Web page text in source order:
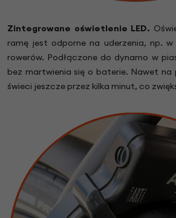
Zintegrowane oświetlenie LED.
ramę jest odporne na uderzenia, np. w
rowerów. Podłączone do dynamo w
bez martwienia się o baterie. Nawet na
świeci jeszcze przez kilka minut, co